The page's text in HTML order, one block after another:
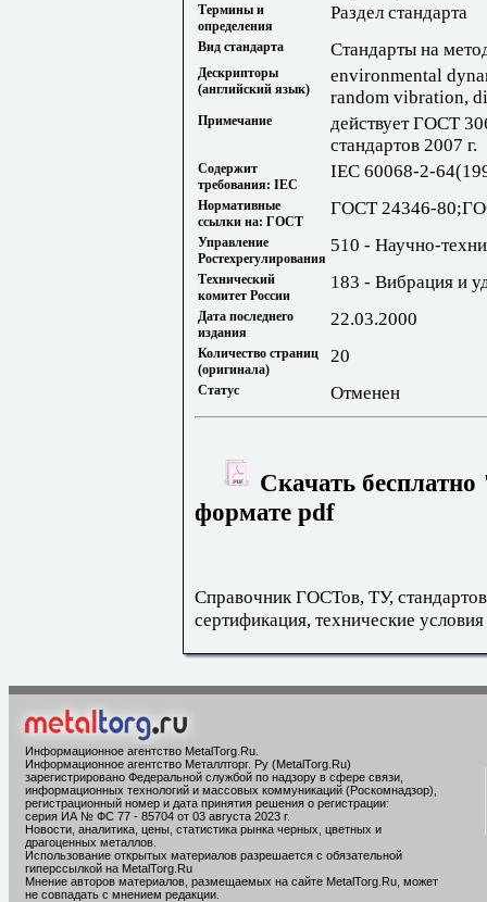
Термины и
определения
Раздел стандарта
Вид стандарта Стандарты на
Дескрипторы
(английский язык)
environmental
random vibration,
Примечание
действует ГОСТ
стандартов 2007 г.
Содержит
требования: IEC
IEC 60068-2-
Нормативные
ссылки на: ГОСТ
ГОСТ 24346-
Управление
Ростехрегулирования
510 - Научно-
Технический
комитет России
183 - Вибрация и
Дата последнего
издания
22.03.2000
Количество страниц
(оригинала)
20
Статус Отменен
Скачать
формате pdf
Справочник ГОСТов, ТУ,
сертификация, технические условия
Информационное агентство MetalTorg.Ru
Информационное агентство Металлторг. Ру (MetalTorg.Ru)
зарегистрировано Федеральной службой по надзору в сфере связи,
информационных технологий и массовых коммуникаций (Роскомнадзор),
регистрационный номер и дата принятия решения о регистрации:
серия ИА № ФС 77 - 85704 от 03 августа 2023 г.
Новости, аналитика, цены, статистика рынка черных, цветных и
драгоценных металлов.
Использование открытых материалов разрешается с обязательной
гиперссылкой на MetalTorg.Ru
Мнение авторов материалов, размещаемых на сайте MetalTorg.Ru, может
не совпадать с мнением редакции.